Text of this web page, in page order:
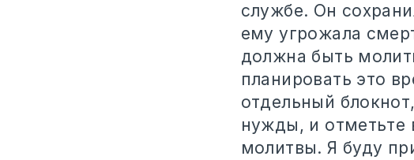
службе. Он
ему угрожала
должна быть
планировать это
отдельный
нужды, и отметьте
молитвы. Я буду